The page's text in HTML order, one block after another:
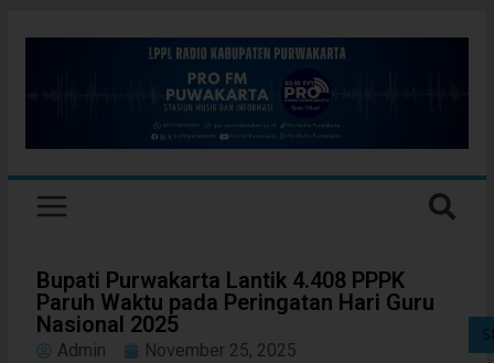
Bupati Purwakarta Lantik 4.408 PPPK
Paruh Waktu pada Peringatan Hari Guru
Nasional 2025
Admin November 25, 2025